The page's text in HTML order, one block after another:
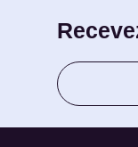
Entrez
ici
courriel
*
Je
Petits